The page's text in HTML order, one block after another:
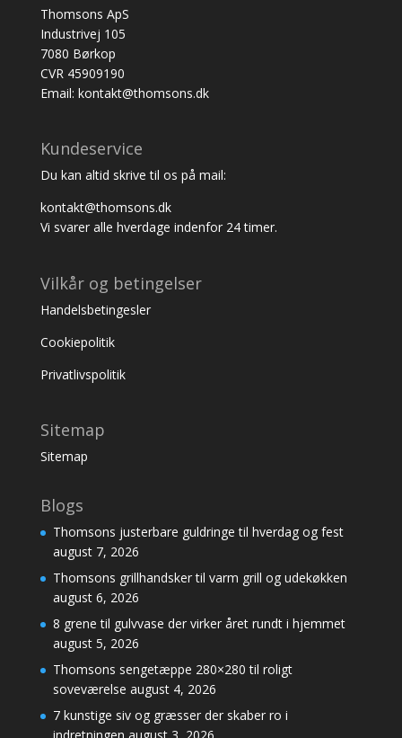
Thomsons ApS
Industrivej 105
7080 Børkop
CVR 45909190
Email: kontakt@thomsons.dk
Kundeservice
Du kan altid skrive til os på mail:
kontakt@thomsons.dk
Vi svarer alle hverdage indenfor 24 timer.
Vilkår og betingelser
Handelsbetingesler
Cookiepolitik
Privatlivspolitik
Sitemap
Sitemap
Blogs
Thomsons justerbare guldringe til hverdag og fest
august 7, 2026
Thomsons grillhandsker til varm grill og udekøkken
august 6, 2026
8 grene til gulvvase der virker året rundt i hjemmet
august 5, 2026
Thomsons sengetæppe 280×280 til roligt
soveværelse august 4, 2026
7 kunstige siv og græsser der skaber ro i